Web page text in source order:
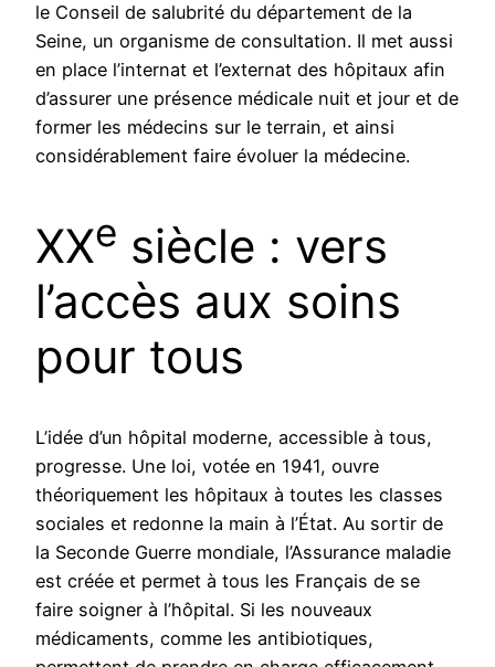
le Conseil de salubrité du département de la
Seine, un organisme de consultation. Il met aussi
en place l’internat et l’externat des hôpitaux afin
d’assurer une présence médicale nuit et jour et de
former les médecins sur le terrain, et ainsi
considérablement faire évoluer la médecine.
XXe siècle : vers
l’accès aux soins
pour tous
L’idée d’un hôpital moderne, accessible à tous,
progresse. Une loi, votée en 1941, ouvre
théoriquement les hôpitaux à toutes les classes
sociales et redonne la main à l’État. Au sortir de
la Seconde Guerre mondiale, l’Assurance maladie
est créée et permet à tous les Français de se
faire soigner à l’hôpital. Si les nouveaux
médicaments, comme les antibiotiques,